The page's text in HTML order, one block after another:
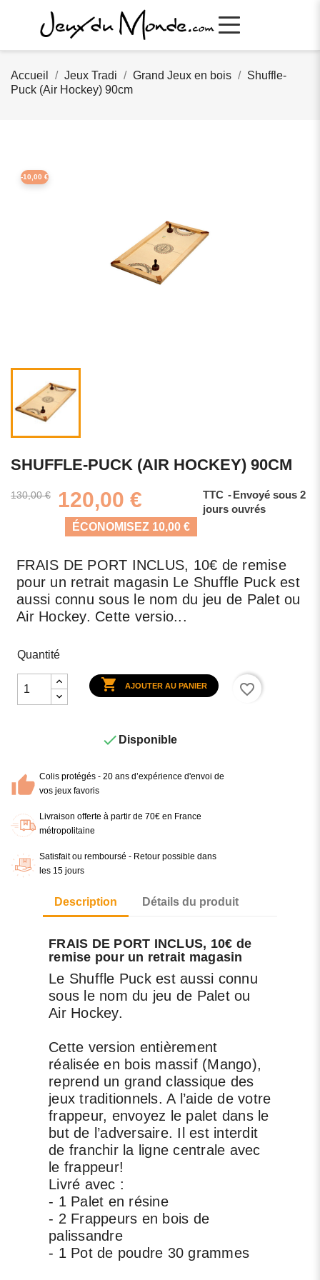
Accueil Jeux Tradi Grand Jeux en bois
Shuffle-
Puck (Air Hockey) 90cm
-10,00 €
SHUFFLE-PUCK (AIR HOCKEY) 90CM
130,00 € 120,00 €
ÉCONOMISEZ 10,00 €
TTC
Envoyé sous 2
jours ouvrés
FRAIS DE PORT INCLUS, 10€ de remise
pour un retrait magasin Le Shuffle Puck est
aussi connu sous le nom du jeu de Palet ou
Air Hockey. Cette versio...
Quantité
 AJOUTER AU PANIER favorite_border
 Disponible
Colis protégés - 20 ans d’expérience d'envoi de
vos jeux favoris
Livraison offerte à partir de 70€ en France
métropolitaine
Satisfait ou remboursé - Retour possible dans
les 15 jours
Description Détails du produit
FRAIS DE PORT INCLUS, 10€ de
remise pour un retrait magasin
Le Shuffle Puck est aussi connu
sous le nom du jeu de Palet ou
Air Hockey.
Cette version entièrement
réalisée en bois massif (Mango),
reprend un grand classique des
jeux traditionnels. A l’aide de votre
frappeur, envoyez le palet dans le
but de l’adversaire. Il est interdit
de franchir la ligne centrale avec
le frappeur!
Livré avec :
- 1 Palet en résine
- 2 Frappeurs en bois de
palissandre
- 1 Pot de poudre 30 grammes